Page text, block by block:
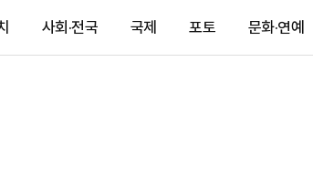
사회·전국 국제 포토 문화·연예